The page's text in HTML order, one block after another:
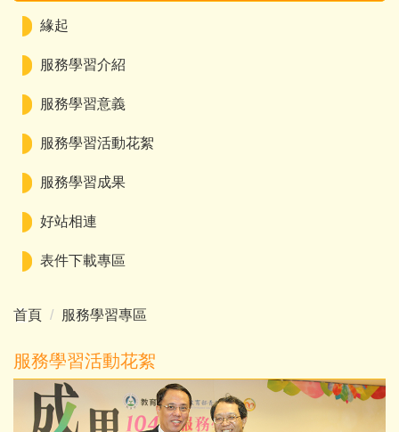
緣起
服務學習介紹
服務學習意義
服務學習活動花絮
服務學習成果
好站相連
表件下載專區
首頁 服務學習專區
服務學習活動花絮